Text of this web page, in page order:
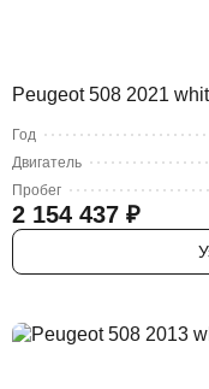
Peugeot 508 2021
Год
Двигатель
Пробег
2 154 437 ₽